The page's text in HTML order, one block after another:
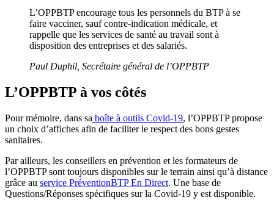
L’OPPBTP encourage tous les personnels du BTP à se
faire vacciner, sauf contre-indication médicale, et
rappelle que les services de santé au travail sont à
disposition des entreprises et des salariés.
Paul Duphil, Secrétaire général de l’OPPBTP
L’OPPBTP à vos côtés
Pour mémoire, dans sa boîte à outils Covid-19, l’OPPBTP propose
un choix d’affiches afin de faciliter le respect des bons gestes
sanitaires.
Par ailleurs, les conseillers en prévention et les formateurs de
l’OPPBTP sont toujours disponibles sur le terrain ainsi qu’à distance
grâce au service PréventionBTP En Direct. Une base de
Questions/Réponses spécifiques sur la Covid-19 y est disponible.